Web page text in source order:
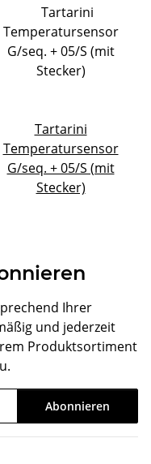
Tartarini
Temperatursensor
G/seq. + 05/S (mit
Stecker)
Ihrer
und jederzeit
Produktsortiment
Abonnieren